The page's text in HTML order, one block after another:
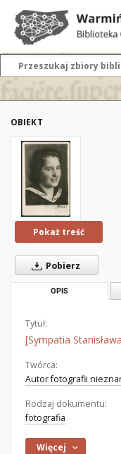
OBIEKT
Pokaż treść
Pobierz
OPIS
Tytuł:
[Sympatia
Twórca:
Autor fotografii
Rodzaj dokumentu:
fotografia
Więcej